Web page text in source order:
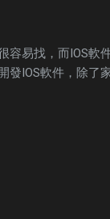
容易找，而IOS軟
發IOS軟件，除了